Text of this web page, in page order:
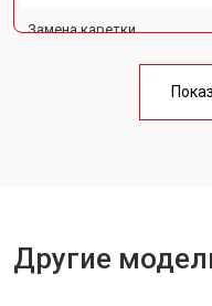
Замена каретки
Замена блока питания
Другие